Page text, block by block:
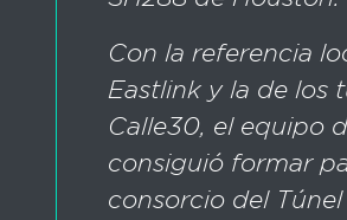
Con la referencia
Eastlink y la de los
Calle30, el equipo
consiguió formar
consorcio del